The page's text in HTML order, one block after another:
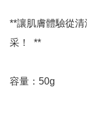
**讓肌膚體驗從
采！  **
容量：50g